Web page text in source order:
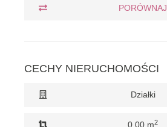
PORÓWNAJ
CECHY NIERUCHOMOŚCI
Działki
0.00 m2